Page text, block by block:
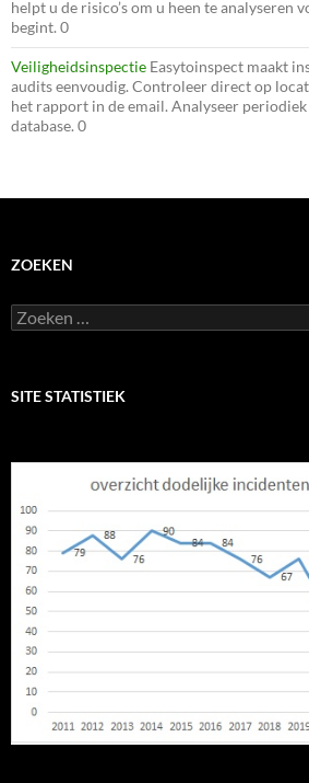
helpt u de risico’s om u heen te analyseren
begint. 0
Veiligheidsinspectie Easytoinspect maakt
audits eenvoudig. Controleer direct op
het rapport in de email. Analyseer
database. 0
ZOEKEN
Zoeken
naar:
SITE STATISTIEK